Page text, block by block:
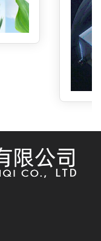
指导价
￥
换滤
地水